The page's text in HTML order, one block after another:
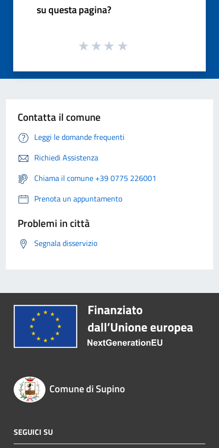
su questa pagina?
Contatta il comune
Leggi le domande frequenti
Richiedi Assistenza
Chiama il comune +39 0775 226001
Prenota un appuntamento
Problemi in città
Segnala disservizio
Comune di Supino
SEGUICI SU